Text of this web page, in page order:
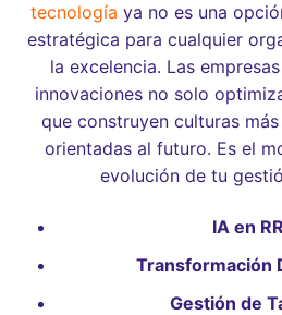
tecnología ya no es una
estratégica para cualquier
la excelencia. Las
innovaciones no solo
que construyen culturas
orientadas al futuro. Es el
evolución de tu
IA en
Transformación
Gestión de